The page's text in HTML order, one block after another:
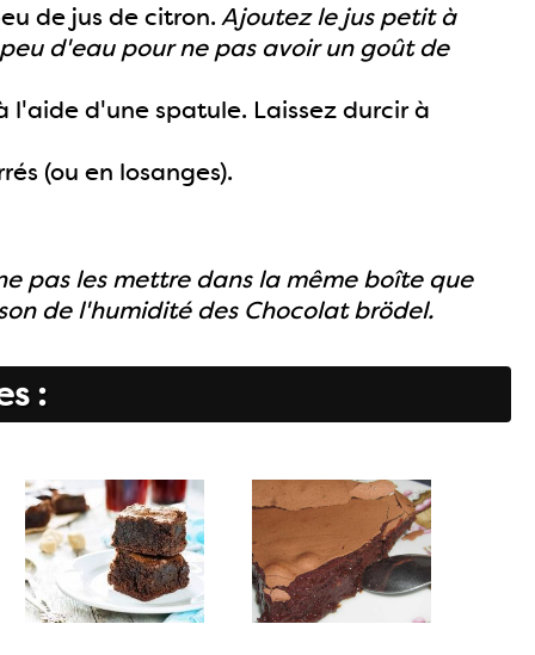
de jus de citron.Ajoutez le jus petit à
d'eau pour ne pas avoir un goût de
l'aide d'une spatule. Laissez durcir à
(ou en losanges).
pas les mettre dans la même boîte que
de l'humidité des Chocolat brödel.
: